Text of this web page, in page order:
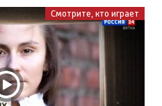
Смотрите, кто играет